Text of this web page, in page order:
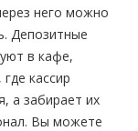
него можно
Депозитные
в кафе,
кассир
а забирает их
Вы можете